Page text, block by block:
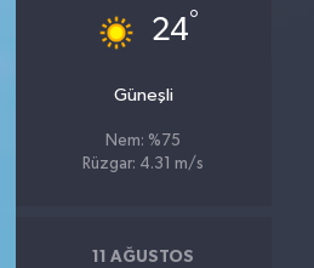
24°
Güneşli
Nem: %75
Rüzgar: 4.31 m/s
11 AĞUSTOS